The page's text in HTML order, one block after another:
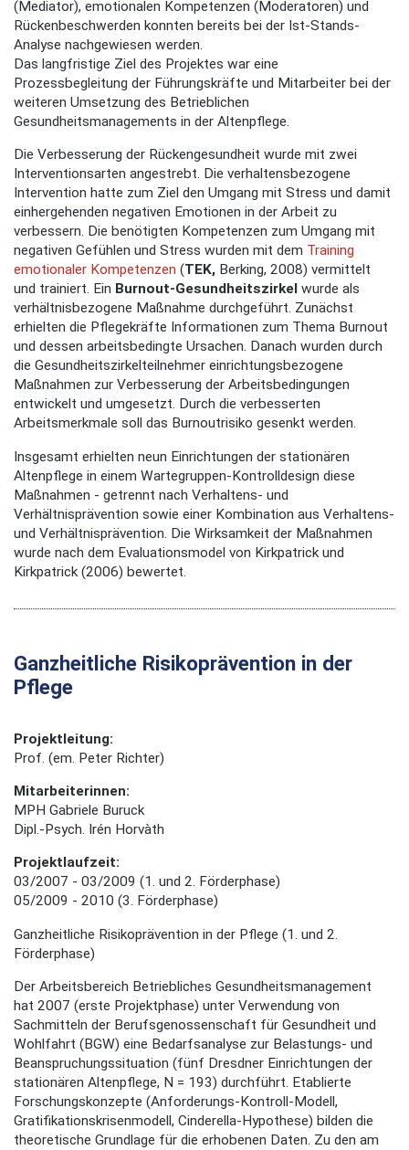
(Mediator), emotionalen Kompetenzen (Moderatoren) und
Rückenbeschwerden konnten bereits bei der Ist-Stands-
Analyse nachgewiesen werden.
Das langfristige Ziel des Projektes war eine
Prozessbegleitung der Führungskräfte und Mitarbeiter bei der
weiteren Umsetzung des Betrieblichen
Gesundheitsmanagements in der Altenpflege.
Die Verbesserung der Rückengesundheit wurde mit zwei
Interventionsarten angestrebt. Die verhaltensbezogene
Intervention hatte zum Ziel den Umgang mit Stress und damit
einhergehenden negativen Emotionen in der Arbeit zu
verbessern. Die benötigten Kompetenzen zum Umgang mit
negativen Gefühlen und Stress wurden mit dem Training
emotionaler Kompetenzen (TEK, Berking, 2008) vermittelt
und trainiert. Ein Burnout-Gesundheitszirkel wurde als
verhältnisbezogene Maßnahme durchgeführt. Zunächst
erhielten die Pflegekräfte Informationen zum Thema Burnout
und dessen arbeitsbedingte Ursachen. Danach wurden durch
die Gesundheitszirkelteilnehmer einrichtungsbezogene
Maßnahmen zur Verbesserung der Arbeitsbedingungen
entwickelt und umgesetzt. Durch die verbesserten
Arbeitsmerkmale soll das Burnoutrisiko gesenkt werden.
Insgesamt erhielten neun Einrichtungen der stationären
Altenpflege in einem Wartegruppen-Kontrolldesign diese
Maßnahmen - getrennt nach Verhaltens- und
Verhältnisprävention sowie einer Kombination aus Verhaltens-
und Verhältnisprävention. Die Wirksamkeit der Maßnahmen
wurde nach dem Evaluationsmodel von Kirkpatrick und
Kirkpatrick (2006) bewertet.
Ganzheitliche Risikoprävention in der
Pflege
Projektleitung:
Prof. (em. Peter Richter)
Mitarbeiterinnen:
MPH Gabriele Buruck
Dipl.-Psych. Irén Horvàth
Projektlaufzeit:
03/2007 - 03/2009 (1. und 2. Förderphase)
05/2009 - 2010 (3. Förderphase)
Ganzheitliche Risikoprävention in der Pflege (1. und 2.
Förderphase)
Der Arbeitsbereich Betriebliches Gesundheitsmanagement
hat 2007 (erste Projektphase) unter Verwendung von
Sachmitteln der Berufsgenossenschaft für Gesundheit und
Wohlfahrt (BGW) eine Bedarfsanalyse zur Belastungs- und
Beanspruchungssituation (fünf Dresdner Einrichtungen der
stationären Altenpflege, N = 193) durchführt. Etablierte
Forschungskonzepte (Anforderungs-Kontroll-Modell,
Gratifikationskrisenmodell, Cinderella-Hypothese) bilden die
theoretische Grundlage für die erhobenen Daten. Zu den am